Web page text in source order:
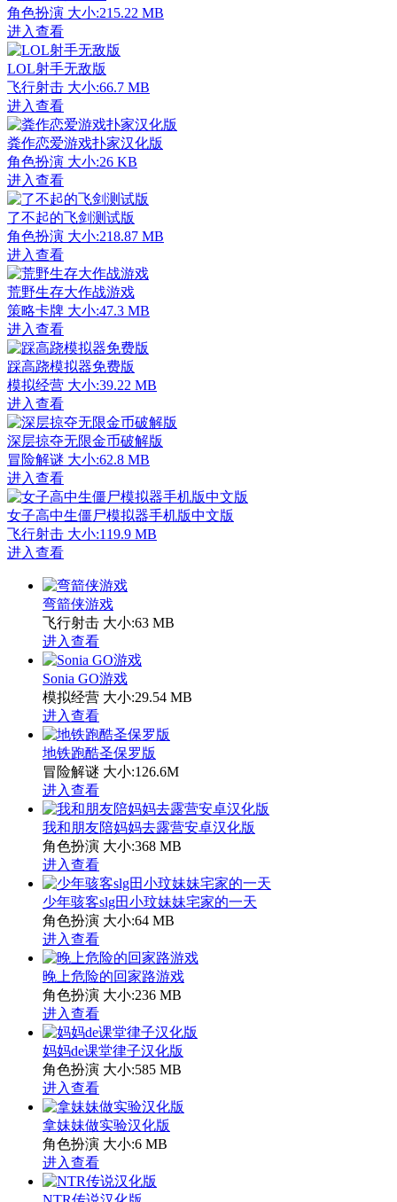
角色扮演 大小:215.22 MB
进入查看
LOL射手无敌版
飞行射击 大小:66.7 MB
进入查看
粪作恋爱游戏扑家汉化版
角色扮演 大小:26 KB
进入查看
了不起的飞剑测试版
角色扮演 大小:218.87 MB
进入查看
荒野生存大作战游戏
策略卡牌 大小:47.3 MB
进入查看
踩高跷模拟器免费版
模拟经营 大小:39.22 MB
进入查看
深层掠夺无限金币破解版
冒险解谜 大小:62.8 MB
进入查看
女子高中生僵尸模拟器手机版中文版
飞行射击 大小:119.9 MB
进入查看
弯箭侠游戏
飞行射击 大小:63 MB
进入查看
Sonia GO游戏
模拟经营 大小:29.54 MB
进入查看
地铁跑酷圣保罗版
冒险解谜 大小:126.6M
进入查看
我和朋友陪妈妈去露营安卓汉化版
角色扮演 大小:368 MB
进入查看
少年骇客slg田小玟妹妹宅家的一天
角色扮演 大小:64 MB
进入查看
晚上危险的回家路游戏
角色扮演 大小:236 MB
进入查看
妈妈de课堂律子汉化版
角色扮演 大小:585 MB
进入查看
拿妹妹做实验汉化版
角色扮演 大小:6 MB
进入查看